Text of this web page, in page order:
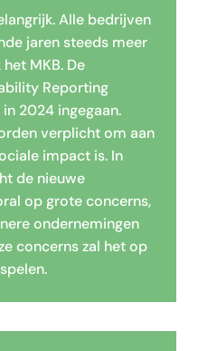
Alle bedrijven
jaren steeds meer
MKB. De
Reporting
2024 ingegaan.
verplicht om aan
impact is. In
de nieuwe
op grote concerns,
ondernemingen
concerns zal het op